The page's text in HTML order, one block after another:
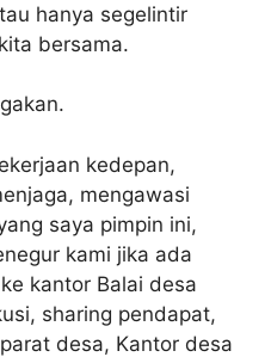
hanya segelintir
bersama.
kedepan,
mengawasi
saya pimpin ini,
kami jika ada
kantor Balai desa
sharing pendapat,
desa, Kantor desa